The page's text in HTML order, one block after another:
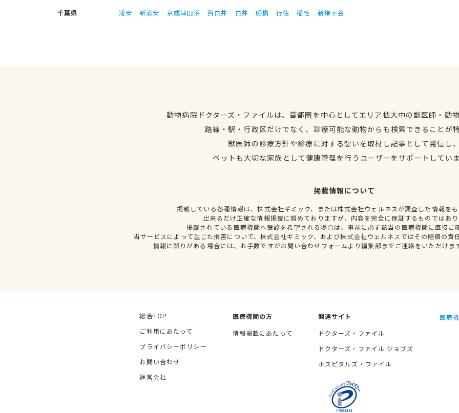
千葉県
浦安 新浦安 京成津田沼 西白井 白井 船橋 行徳 稲毛 新鎌ヶ谷
動物病院ドクターズ・ファイルは、首都圏を中心としてエリア拡大中の獣医師・動
路線・駅・行政区だけでなく、診療可能な動物からも検索できることが
獣医師の診療方針や診療に対する想いを取材し記事として発信し
ペットも大切な家族として健康管理を行うユーザーをサポートしてい
掲載情報について
掲載している各種情報は、株式会社ギミック、または株式会社ウェルネスが調査した情報を
出来るだけ正確な情報掲載に努めておりますが、内容を完全に保証するものではあ
掲載されている医療機関へ受診を希望される場合は、事前に必ず該当の医療機関に直接ご
当サービスによって生じた損害について、株式会社ギミック、および株式会社ウェルネスではその賠償の責
情報に誤りがある場合には、お手数ですがお問い合わせフォームより編集部までご連絡をいただけま
総合TOP
ご利用にあたって
プライバシーポリシー
お問い合わせ
運営会社
医療機関の方
情報掲載にあたって
関連サイト
ドクターズ・ファイル
ドクターズ・ファイル ジョブズ
ホスピタルズ・ファイル
医療